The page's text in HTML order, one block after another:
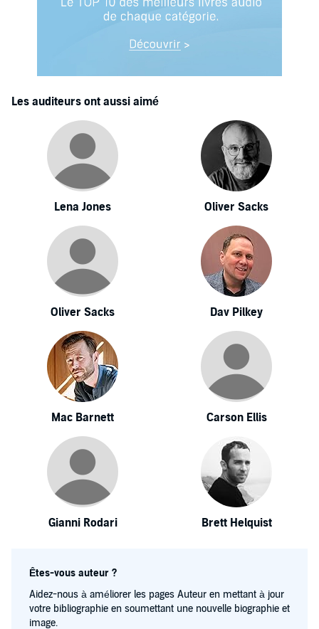
Les auditeurs ont aussi aimé
Lena Jones Oliver Sacks
Oliver Sacks Dav Pilkey
Mac Barnett Carson Ellis
Gianni Rodari Brett Helquist
Êtes-vous auteur ?
Aidez-nous à améliorer les pages Auteur en mettant à jour
votre bibliographie en soumettant une nouvelle biographie et
image.